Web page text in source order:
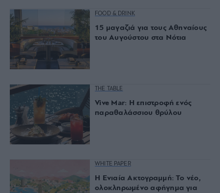
FOOD & DRINK
15 μαγαζιά για τους Αθηναίους
του Αυγούστου στα Νότια
THE TABLE
Vive Mar: Η επιστροφή ενός
παραθαλάσσιου θρύλου
WHITE PAPER
Η Ενιαία Ακτογραμμή: Το νέο,
ολοκληρωμένο αφήγημα για